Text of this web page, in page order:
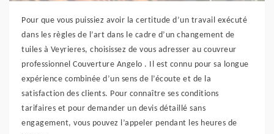
Pour que vous puissiez avoir la certitude d’un travail exécuté
dans les règles de l’art dans le cadre d’un changement de
tuiles à Veyrieres, choisissez de vous adresser au couvreur
professionnel Couverture Angelo . Il est connu pour sa longue
expérience combinée d’un sens de l’écoute et de la
satisfaction des clients. Pour connaître ses conditions
tarifaires et pour demander un devis détaillé sans
engagement, vous pouvez l’appeler pendant les heures de